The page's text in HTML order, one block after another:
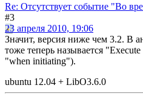
Re: Отсутствует событие "Во
#3
23 апреля 2010, 19:06
Значит, версия ниже чем 3.2. В
тоже теперь называется
"when initiating").
ubuntu 12.04 + LibO3.6.0